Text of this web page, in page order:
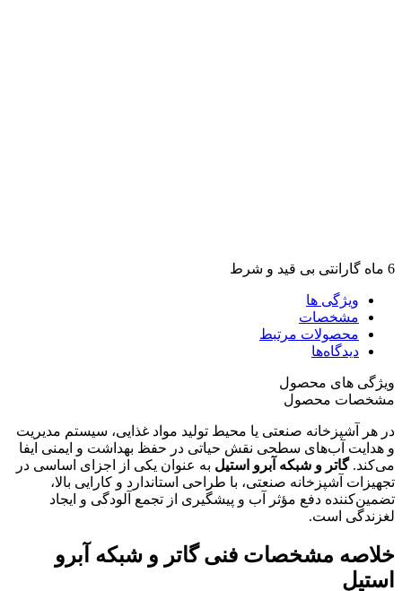
6 ماه گارانتی بی قید و شرط
ویژگی ها
مشخصات
محصولات مرتبط
دیدگاه‌ها
ویژگی های محصول
مشخصات محصول
در هر آشپزخانه صنعتی یا محیط تولید مواد غذایی، سیستم مدیریت
و هدایت آب‌های سطحی نقش حیاتی در حفظ بهداشت و ایمنی ایفا
می‌کند.گاتر و شبکه آبرو استیل به عنوان یکی از اجزای اساسی در
تجهیزات آشپزخانه صنعتی، با طراحی استاندارد و کارایی بالا،
تضمین‌کننده دفع مؤثر آب و پیشگیری از تجمع آلودگی و ایجاد
لغزندگی است.
خلاصه مشخصات فنی گاتر و شبکه آبرو
استیل